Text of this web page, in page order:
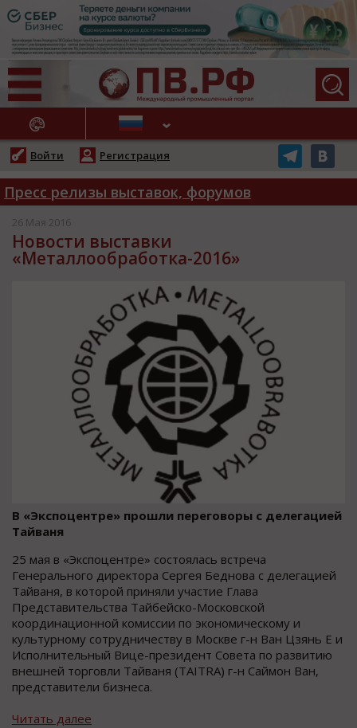
НОВОСТИ
Войти Регистрация
Пресс релизы выставок, форумов
26 Мая 2016
Новости выставки
«Металлообработка-2016»
В «Экспоцентре» прошли переговоры с делегацией
Тайваня
25 мая в «Экспоцентре» состоялась встреча
Генерального директора Сергея Беднова с делегацией
Тайваня, в которой приняли участие Глава
Представительства Тайбейско-Московской
координационной комиссии по экономическому и
культурному сотрудничеству в Москве г-н Ван Цзянь Е и
Исполнительный Вице-президент Совета по развитию
внешней торговли Тайваня (TAITRA) г-н Саймон Ван,
представители бизнеса.
Читать далее